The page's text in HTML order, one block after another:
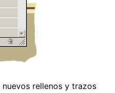
rellenos y trazos